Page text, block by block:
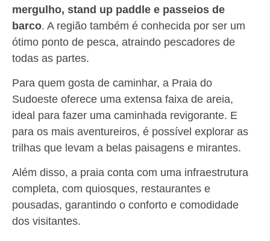
mergulho, stand up paddle e passeios de
barco. A região também é conhecida por ser um
ótimo ponto de pesca, atraindo pescadores de
todas as partes.
Para quem gosta de caminhar, a Praia do
Sudoeste oferece uma extensa faixa de areia,
ideal para fazer uma caminhada revigorante. E
para os mais aventureiros, é possível explorar as
trilhas que levam a belas paisagens e mirantes.
Além disso, a praia conta com uma infraestrutura
completa, com quiosques, restaurantes e
pousadas, garantindo o conforto e comodidade
dos visitantes.